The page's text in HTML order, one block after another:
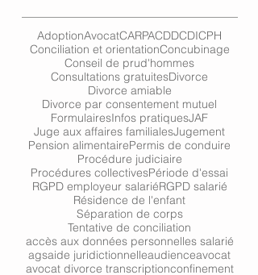
AdoptionAvocatCARPACDDCDICPH
Conciliation et orientationConcubinage
Conseil de prud'hommes
Consultations gratuitesDivorce
Divorce amiable
Divorce par consentement mutuel
FormulairesInfos pratiquesJAF
Juge aux affaires familialesJugement
Pension alimentairePermis de conduire
Procédure judiciaire
Procédures collectivesPériode d'essai
RGPD employeur salariéRGPD salarié
Résidence de l'enfant
Séparation de corps
Tentative de conciliation
accès aux données personnelles salarié
agsaide juridictionnelleaudienceavocat
avocat divorce transcriptionconfinement